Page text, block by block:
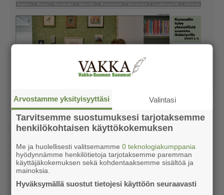
Arvostamme yksityisyyttäsi Valintasi
Tarvitsemme suostumuksesi tarjotaksemme
henkilökohtaisen käyttökokemuksen
Me ja huolellisesti valitsemamme0 teknologiakumppania
hyödynnämme henkilötietoja tarjotaksemme paremman
käyttäjäkokemuksen sekä kohdentaaksemme sisältöä ja
mainoksia.
Hyväksymällä suostut tietojesi käyttöön seuraavasti